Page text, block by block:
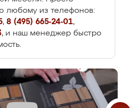
любому из телефонов:
, 8 (495) 665-24-01,
, и наш менеджер быстро